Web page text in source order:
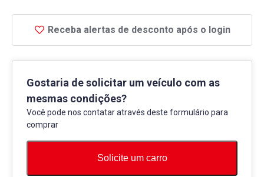
Receba alertas de desconto após o login
Gostaria de solicitar um veículo com as
mesmas condições?
Você pode nos contatar através deste formulário para
comprar
Solicite um carro